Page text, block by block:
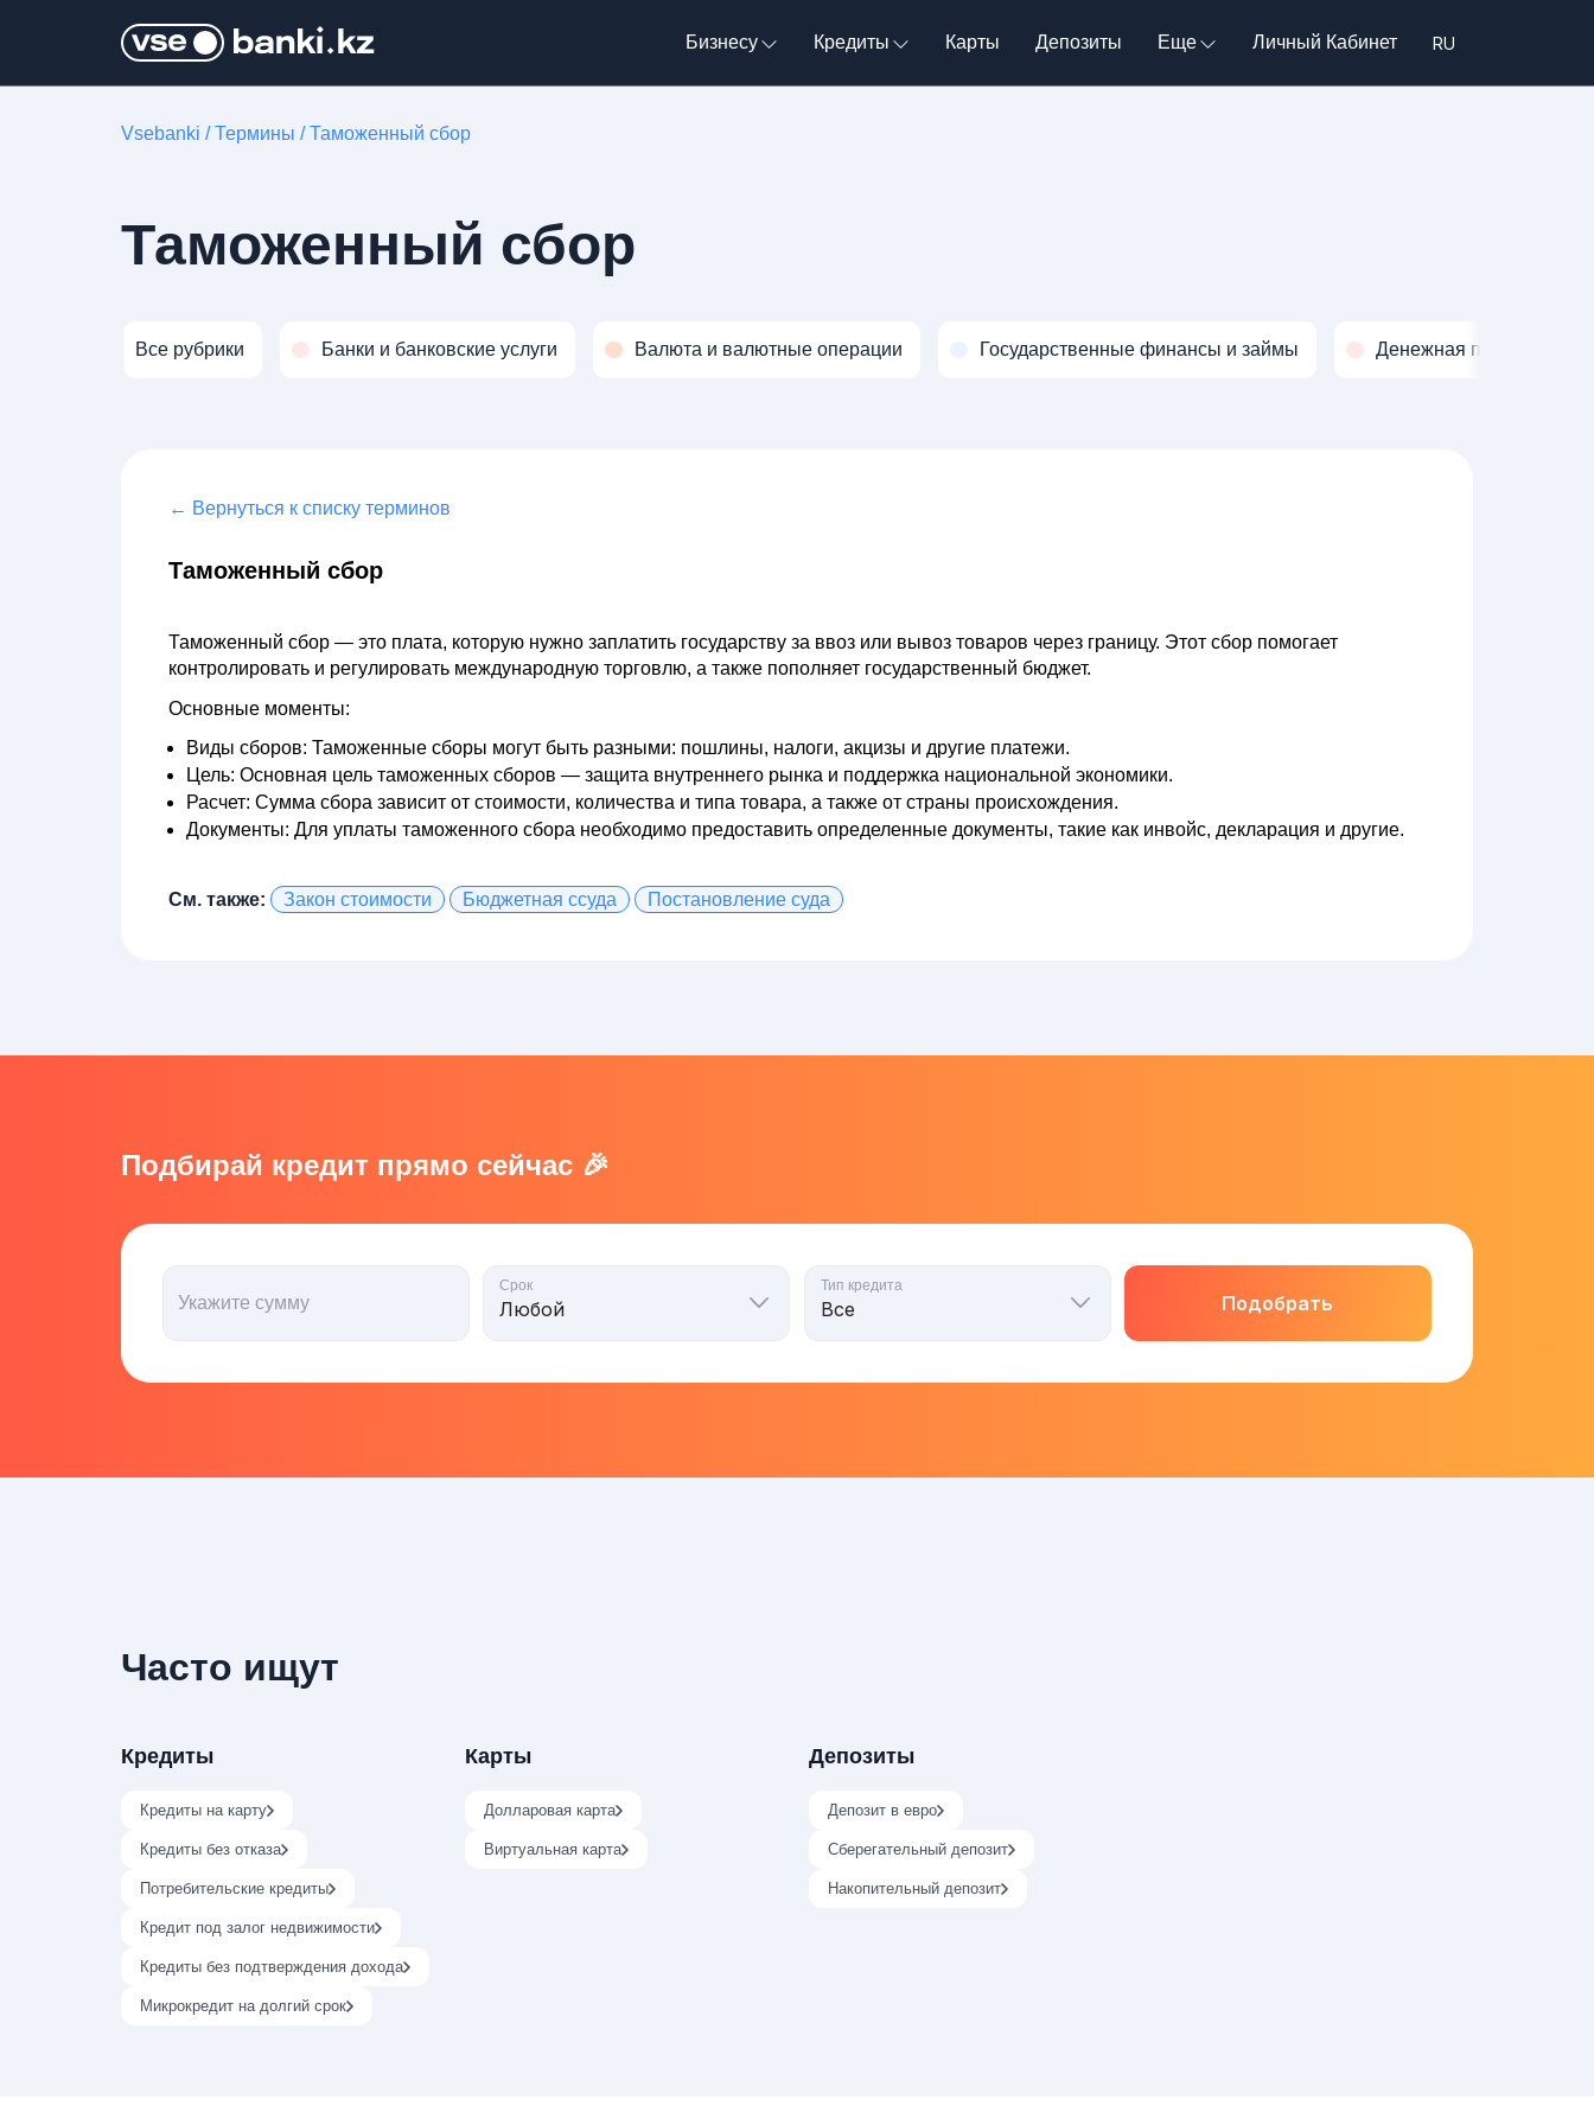
Бизнесу Кредиты Карты Депозиты Еще Личный Кабинет
Vsebanki /Термины /Таможенный сбор
Таможенный сбор
Все рубрики Банки и банковские услуги Валюта и валютные операции Государственные финансы и займы Денежная политика и
← Вернуться к списку терминов
Таможенный сбор
Таможенный сбор — это плата, которую нужно заплатить государству за ввоз или вывоз товаров через границу. Этот сбор помогает
контролировать и регулировать международную торговлю, а также пополняет государственный бюджет.
Основные моменты:
Виды сборов: Таможенные сборы могут быть разными: пошлины, налоги, акцизы и другие платежи.
Цель: Основная цель таможенных сборов — защита внутреннего рынка и поддержка национальной экономики.
Расчет: Сумма сбора зависит от стоимости, количества и типа товара, а также от страны происхождения.
Документы: Для уплаты таможенного сбора необходимо предоставить определенные документы, такие как инвойс, декларация и другие.
См. также: Закон стоимости Бюджетная ссуда Постановление суда
Подбирай кредит прямо сейчас 🎉
Укажите сумму
Срок Тип кредита
Подобрать
Часто ищут
Кредиты
Кредиты на карту
Кредиты без отказа
Потребительские кредиты
Кредит под залог недвижимости
Кредиты без подтверждения дохода
Микрокредит на долгий срок
Карты
Долларовая карта
Виртуальная карта
Депозиты
Депозит в евро
Сберегательный депозит
Накопительный депозит